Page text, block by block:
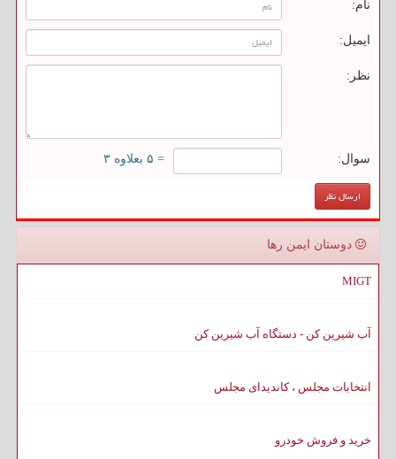
نام:
ایمیل:
نظر:
سوال: = ۵ بعلاوه ۳
دوستان ایمن رها
MIGT
آب شیرین کن - دستگاه آب شیرین کن
انتخابات مجلس ، کاندیدای مجلس
خرید و فروش خودرو